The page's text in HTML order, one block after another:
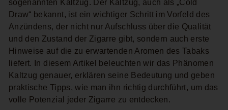
sogenannten Kaltzug. Der Kaltzug, auch als „Cold
Draw“ bekannt, ist ein wichtiger Schritt im Vorfeld des
Anzündens, der nicht nur Aufschluss über die Qualität
und den Zustand der Zigarre gibt, sondern auch erste
Hinweise auf die zu erwartenden Aromen des Tabaks
liefert. In diesem Artikel beleuchten wir das Phänomen
Kaltzug genauer, erklären seine Bedeutung und geben
praktische Tipps, wie man ihn richtig durchführt, um das
volle Potenzial jeder Zigarre zu entdecken.